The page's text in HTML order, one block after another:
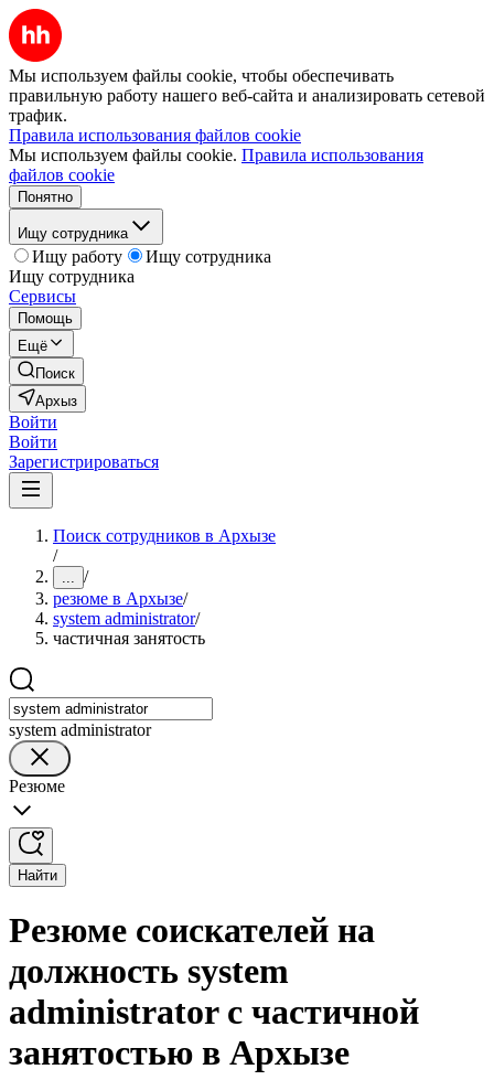
Мы используем файлы cookie, чтобы обеспечивать
правильную работу нашего веб-сайта и анализировать сетевой
трафик.
Правила использования файлов cookie
Мы используем файлы cookie. Правила использования
файлов cookie
Понятно
Ищу сотрудника
Ищу работу
Ищу сотрудника
Ищу сотрудника
Сервисы
Помощь
Ещё
Поиск
Архыз
Войти
Войти
Зарегистрироваться
Поиск сотрудников в Архызе
/
... /
резюме в Архызе/
system administrator/
частичная занятость
system administrator
Резюме
Найти
Резюме соискателей на
должность system
administrator с частичной
занятостью в Архызе